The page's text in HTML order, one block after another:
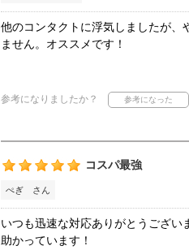
他のコンタクトに浮気しましたが、
ません。オススメです！
参考になりましたか？
コスパ最強
ぺぎ さん
いつも迅速な対応ありがとうござい
助かっています！